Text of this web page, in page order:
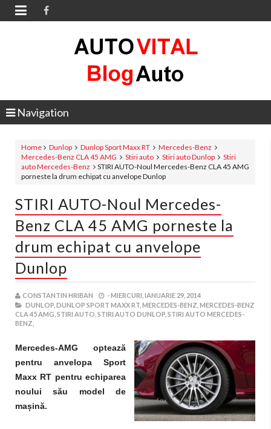

Navigation
Home Dunlop Dunlop Sport Maxx RT
Mercedes-Benz
Mercedes-Benz CLA 45 AMG
Stiri auto Stiri auto Dunlop
Stiri
auto Mercedes-Benz
STIRI AUTO-Noul Mercedes-Benz CLA 45 AMG
porneste la drum echipat cu anvelope Dunlop
STIRI AUTO-Noul Mercedes-
Benz CLA 45 AMG porneste la
drum echipat cu anvelope
Dunlop
CONSTANTIN HRIBAN -MIERCURI, IANUARIE 29, 2014
DUNLOP, DUNLOP SPORT MAXX RT, MERCEDES-BENZ, MERCEDES-BENZ
CLA 45 AMG, STIRI AUTO, STIRI AUTO DUNLOP, STIRI AUTO MERCEDES-
BENZ,
Mercedes-AMG optează
pentru anvelopa Sport
Maxx RT pentru echiparea
noului său model de
mașină.